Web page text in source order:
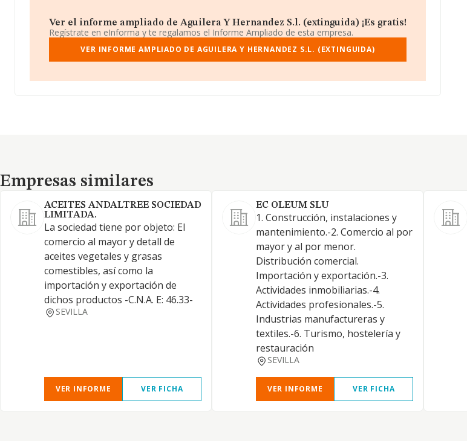
Ver el informe ampliado de Aguilera Y Hernandez S.l. (extinguida) ¡Es gratis!
Regístrate en eInforma y te regalamos el Informe Ampliado de esta empresa.
VER INFORME AMPLIADO DE AGUILERA Y HERNANDEZ S.L. (EXTINGUIDA)
Empresas similares
Empresas similares
ACEITES ANDALTREE SOCIEDAD
LIMITADA.
La sociedad tiene por objeto: El
comercio al mayor y detall de
aceites vegetales y grasas
comestibles, así como la
importación y exportación de
dichos productos -C.N.A. E: 46.33-
SEVILLA
VER INFORME VER FICHA
EC OLEUM SLU
1. Construcción, instalaciones y
mantenimiento.-2. Comercio al por
mayor y al por menor.
Distribución comercial.
Importación y exportación.-3.
Actividades inmobiliarias.-4.
Actividades profesionales.-5.
Industrias manufactureras y
textiles.-6. Turismo, hostelería y
restauración
SEVILLA
VER INFORME VER FICHA